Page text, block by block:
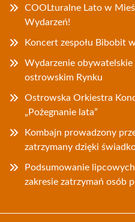
COOLturalne Lato w
Wydarzeń!
Koncert zespołu Bibobit
Wydarzenie obywatelskie
ostrowskim Rynku
Ostrowska Orkiestra
„Pożegnanie lata”
Kombajn prowadzony
zatrzymany dzięki
Podsumowanie
zakresie zatrzymań osób